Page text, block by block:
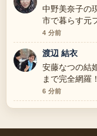
中野美奈子の
市で暮らす元
で、流れを追
4 分前
渡辺 結衣
安藤なつの結
まで完全網羅
周辺の検証が
6 分前